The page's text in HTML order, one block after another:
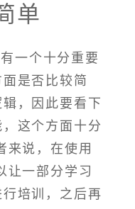
单
一个十分重要
是否比较简
，因此要看下
这个方面十分
来说，在使用
让一部分学习
培训，之后再